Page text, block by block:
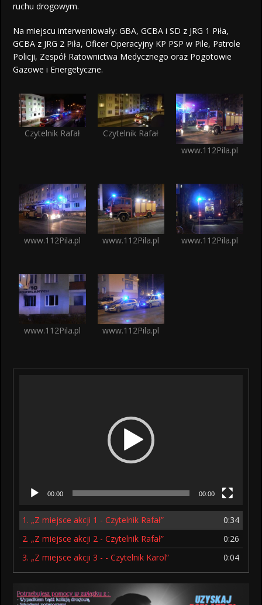
ruchu drogowym.
Na miejscu interweniowały: GBA, GCBA i SD z JRG 1 Piła,
GCBA z JRG 2 Piła, Oficer Operacyjny KP PSP w Pile, Patrole
Policji, Zespół Ratownictwa Medycznego oraz Pogotowie
Gazowe i Energetyczne.
Czytelnik Rafał
Czytelnik Rafał
www.112Pila.pl
www.112Pila.pl www.112Pila.pl www.112Pila.pl
www.112Pila.pl www.112Pila.pl
00:00 00:00
1. „Z miejsce akcji 1 - Czytelnik Rafał”
0:34
2. „Z miejsce akcji 2 - Czytelnik Rafał”
0:26
3. „Z miejsce akcji 3 - - Czytelnik Karol” 0:04